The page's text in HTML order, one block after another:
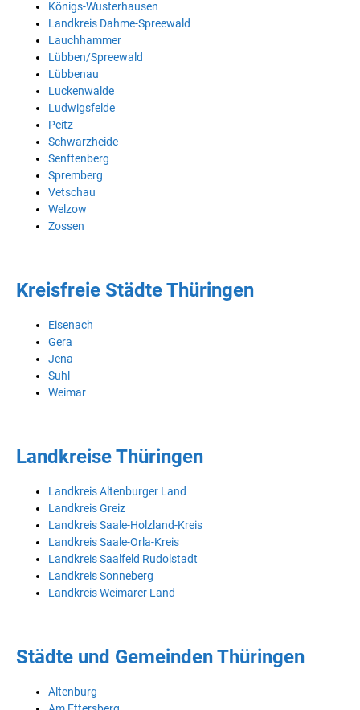
Königs-Wusterhausen
Landkreis Dahme-Spreewald
Lauchhammer
Lübben/Spreewald
Lübbenau
Luckenwalde
Ludwigsfelde
Peitz
Schwarzheide
Senftenberg
Spremberg
Vetschau
Welzow
Zossen
Kreisfreie Städte Thüringen
Eisenach
Gera
Jena
Suhl
Weimar
Landkreise Thüringen
Landkreis Altenburger Land
Landkreis Greiz
Landkreis Saale-Holzland-Kreis
Landkreis Saale-Orla-Kreis
Landkreis Saalfeld Rudolstadt
Landkreis Sonneberg
Landkreis Weimarer Land
Städte und Gemeinden Thüringen
Altenburg